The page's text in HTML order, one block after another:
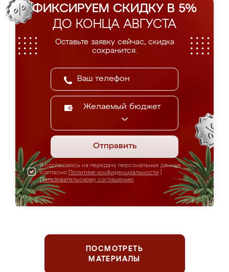
ФИКСИРУЕМ СКИДКУ В 5%
ДО КОНЦА АВГУСТА
Оставьте заявку сейчас, скидка
сохранится.
Желаемый бюджет
Отправить
Я соглашаюсь на передачу персональных данных
согласно Политике конфиденциальности
Пользовательскому соглашению
ПОСМОТРЕТЬ
МАТЕРИАЛЫ